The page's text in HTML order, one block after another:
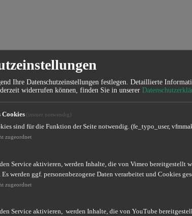
Bausteinen. Meist fängt man klein an, so
im eigenen Haushalt mit Versicherungen für Hausrat
Sie eventuell eigenständig bei unterschiedlichen
prüfen das undoptimieren Ihren
Ihre Datenschutzeinstellungen festlegen. Detaillierte
widerrufen können, finden Sie in unserer
Cookies (immer notwendig)
sind für die Funktion der Seite notwendig. (fe_typo_user,
zugeordnet
Service aktivieren, werden Inhalte, die von Vimeo bereitgestellt
Es werden ggf. personenbezogene Daten verarbeitet und Cookies
zugeordnet
Service aktivieren, werden Inhalte, die von YouTube